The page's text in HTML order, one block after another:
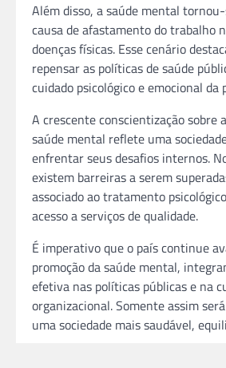
Além disso, a saúde mental
causa de afastamento do trabalho
doenças físicas. Esse cenário
repensar as políticas de saúde
cuidado psicológico e emocional da
A crescente conscientização sobre
saúde mental reflete uma
enfrentar seus desafios internos.
existem barreiras a serem
associado ao tratamento
acesso a serviços de qualidade.
É imperativo que o país continue
promoção da saúde mental,
efetiva nas políticas públicas e na
organizacional. Somente assim
uma sociedade mais saudável,